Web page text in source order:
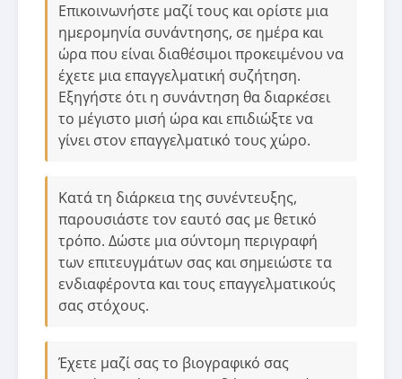
Επικοινωνήστε μαζί τους και ορίστε μια
ημερομηνία συνάντησης, σε ημέρα και
ώρα που είναι διαθέσιμοι προκειμένου να
έχετε μια επαγγελματική συζήτηση.
Εξηγήστε ότι η συνάντηση θα διαρκέσει
το μέγιστο μισή ώρα και επιδιώξτε να
γίνει στον επαγγελματικό τους χώρο.
Κατά τη διάρκεια της συνέντευξης,
παρουσιάστε τον εαυτό σας με θετικό
τρόπο. Δώστε μια σύντομη περιγραφή
των επιτευγμάτων σας και σημειώστε τα
ενδιαφέροντα και τους επαγγελματικούς
σας στόχους.
Έχετε μαζί σας το βιογραφικό σας